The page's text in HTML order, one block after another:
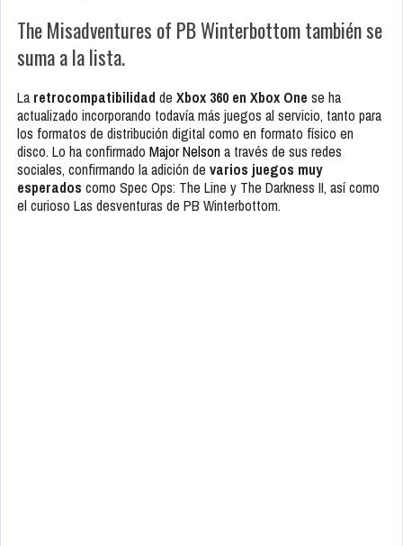
The Misadventures of PB Winterbottom también se
suma a la lista.
La retrocompatibilidad de Xbox 360 en Xbox One se ha
actualizado incorporando todavía más juegos al servicio, tanto para
los formatos de distribución digital como en formato físico en
disco. Lo ha confirmado Major Nelsona través de sus redes
sociales, confirmando la adición de varios juegos muy
esperados como Spec Ops: The Line y The Darkness II, así como
el curioso Las desventuras de PB Winterbottom.